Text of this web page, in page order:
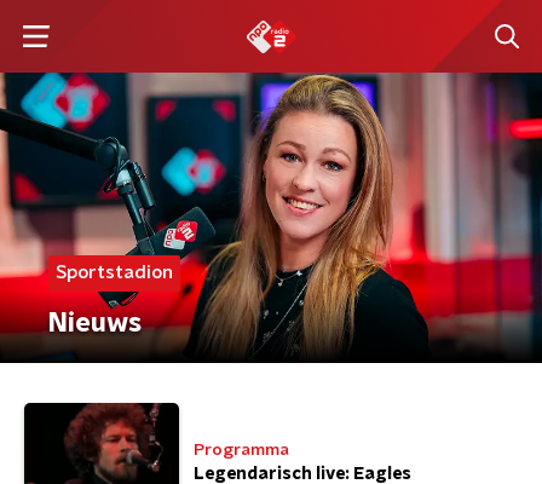
Sportstadion
Nieuws
Programma
Legendarisch live: Eagles